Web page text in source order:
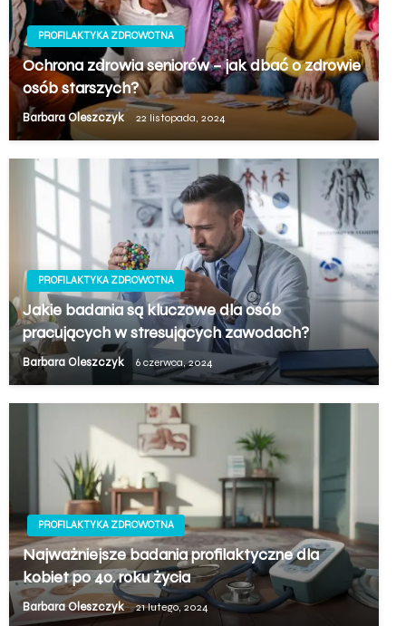
PROFILAKTYKA ZDROWOTNA
Ochrona zdrowia seniorów – jak dbać o zdrowie
osób starszych?
Barbara Oleszczyk 22 listopada, 2024
PROFILAKTYKA ZDROWOTNA
Jakie badania są kluczowe dla osób
pracujących w stresujących zawodach?
Barbara Oleszczyk 6 czerwca, 2024
PROFILAKTYKA ZDROWOTNA
Najważniejsze badania profilaktyczne dla
kobiet po 40. roku życia
Barbara Oleszczyk 21 lutego, 2024